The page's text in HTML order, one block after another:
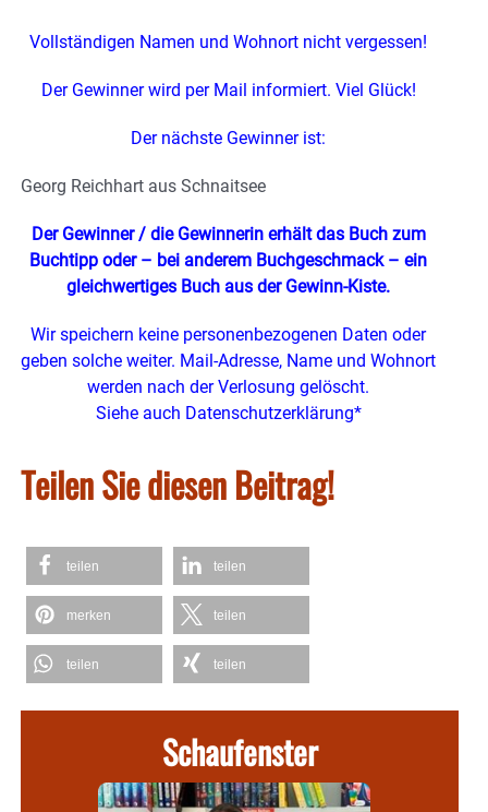
Vollständigen Namen und Wohnort nicht vergessen!
Der Gewinner wird per Mail informiert. Viel Glück!
Der nächste Gewinner ist:
Georg Reichhart aus Schnaitsee
Der Gewinner / die Gewinnerin erhält das Buch zum
Buchtipp oder – bei anderem Buchgeschmack – ein
gleichwertiges Buch aus der Gewinn-Kiste.
Wir speichern keine personenbezogenen Daten oder
geben solche weiter. Mail-Adresse, Name und Wohnort
werden nach der Verlosung gelöscht.
Siehe auch Datenschutzerklärung*
Teilen Sie diesen Beitrag!
teilen teilen
merken teilen
teilen teilen
Schaufenster